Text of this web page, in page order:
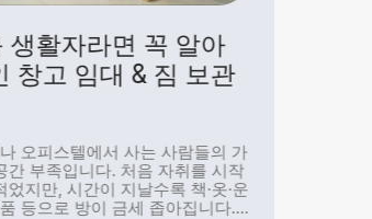
생활자라면 꼭 알아
창고 임대 & 짐 보관
오피스텔에서 사는 사람들의 가
간 부족입니다. 처음 자취를 시작
었지만, 시간이 지날수록 책·옷·운
등으로 방이 금세 좁아집니다.